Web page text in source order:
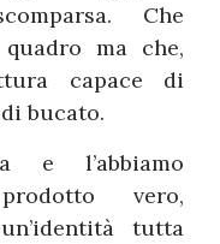
Che
ma che,
capace di
bucato.
e l’abbiamo
vero,
tutta